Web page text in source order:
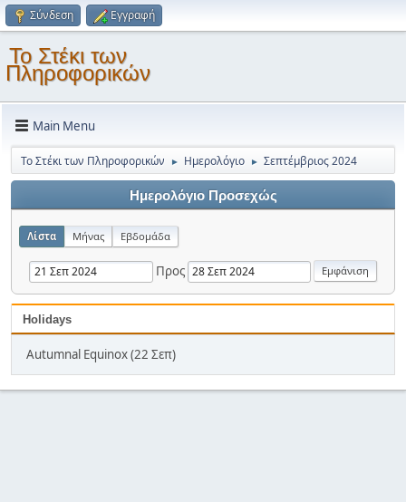
Σύνδεση Εγγραφή
Το Στέκι των
Πληροφορικών
Main Menu
Το Στέκι των Πληροφορικών ► Ημερολόγιο ► Σεπτέμβριος 2024
Ημερολόγιο Προσεχώς
Λίστα Μήνας Εβδομάδα
Προς
Holidays
Autumnal Equinox (22 Σεπ)